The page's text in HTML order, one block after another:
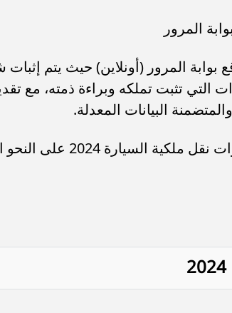
السيارة 2024 عبر موقع بوابة المرور (أونلاين) حيث
التي تثبت تملكه وبراءة ذمته، مع
البيانات المعدلة.
2024 على النحو التالي ..